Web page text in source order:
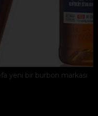
yeni bir burbon markası